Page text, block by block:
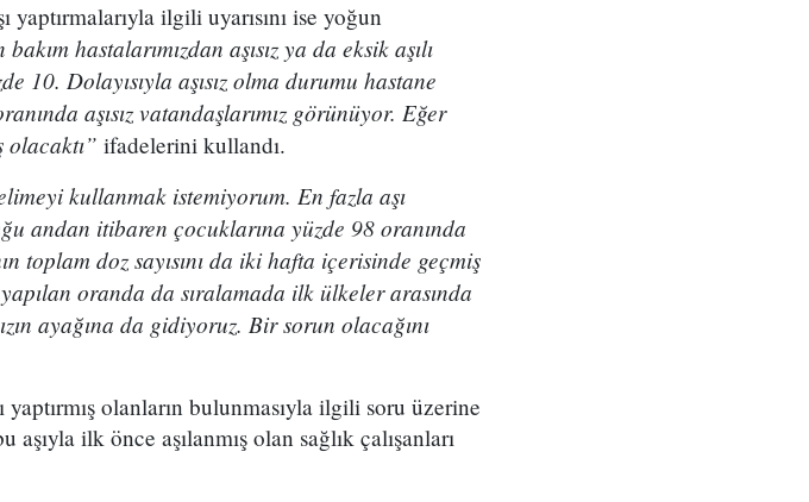
yaptırmalarıyla ilgili uyarısını ise yoğun
bakım hastalarımızdan aşısız ya da eksik aşılı
10. Dolayısıyla aşısız olma durumu hastane
aşısız vatandaşlarımız görünüyor. Eğer
olacaktı” ifadelerini kullandı.
kullanmak istemiyorum. En fazla aşı
andan itibaren çocuklarına yüzde 98 oranında
toplam doz sayısını da iki hafta içerisinde geçmiş
oranda da sıralamada ilk ülkeler arasında
ayağına da gidiyoruz. Bir sorun olacağını
olanların bulunmasıyla ilgili soru üzerine
ilk önce aşılanmış olan sağlık çalışanları